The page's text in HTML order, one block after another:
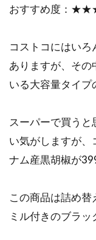
おすすめ度：
コストコにはい
ありますが、その
いる大容量タイプ
スーパーで買う
い気がしますが、
ナム産黒胡椒が
この商品は詰め替
ミル付きのブラッ